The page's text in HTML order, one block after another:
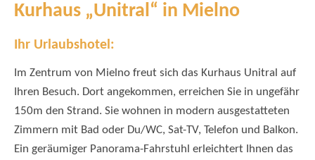
Kurhaus „Unitral“ in Mielno
Ihr Urlaubshotel:
Im Zentrum von Mielno freut sich das Kurhaus Unitral auf
Ihren Besuch. Dort angekommen, erreichen Sie in ungefähr
150m den Strand. Sie wohnen in modern ausgestatteten
Zimmern mit Bad oder Du/WC, Sat-TV, Telefon und Balkon.
Ein geräumiger Panorama-Fahrstuhl erleichtert Ihnen das